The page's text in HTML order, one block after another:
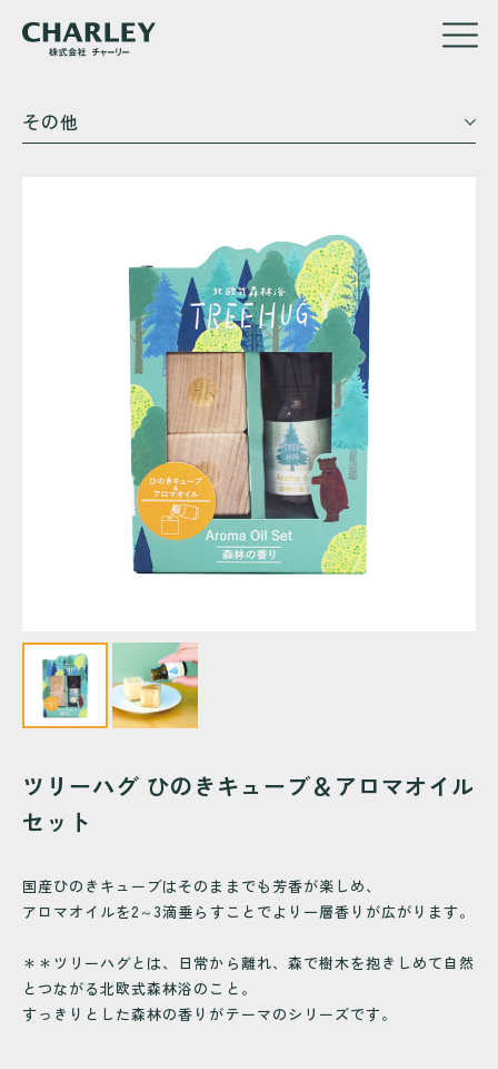
その他
ツリーハグ ひのきキューブ＆アロマオイル
セット
国産ひのきキューブはそのままでも芳香が楽しめ、
アロマオイルを2～3滴垂らすことでより一層香りが広がります。
＊＊ツリーハグとは、日常から離れ、森で樹木を抱きしめて自然
とつながる北欧式森林浴のこと。
すっきりとした森林の香りがテーマのシリーズです。